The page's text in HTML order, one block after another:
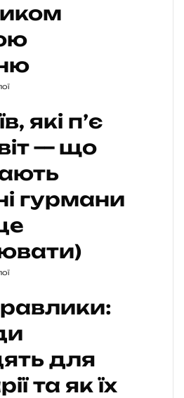
які п’є
— що
гурмани
равлики:
для
та як їх